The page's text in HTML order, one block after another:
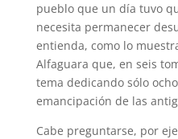
pueblo que un día tuvo
necesita permanecer
entienda, como lo
Alfaguara que, en seis
tema dedicando sólo
emancipación de las
Cabe preguntarse, por